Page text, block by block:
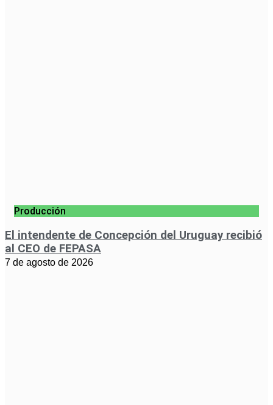
Producción
El intendente de Concepción del Uruguay recibió
al CEO de FEPASA
7 de agosto de 2026